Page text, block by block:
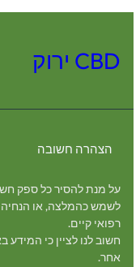
CBD ירוק
הצהרה חשובה
על מנת להסיר כל ספק
לשמש כהמלצה, או הנחיה
רפואי קיים.
חשוב לנו לציין כי המידע
אחר.